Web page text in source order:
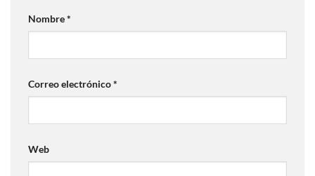
Nombre*
Correo electrónico*
Web